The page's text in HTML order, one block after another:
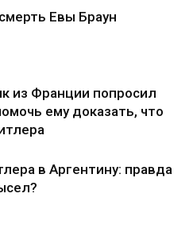
Евы Браун
из Франции попросил
ему доказать, что
в Аргентину: правда